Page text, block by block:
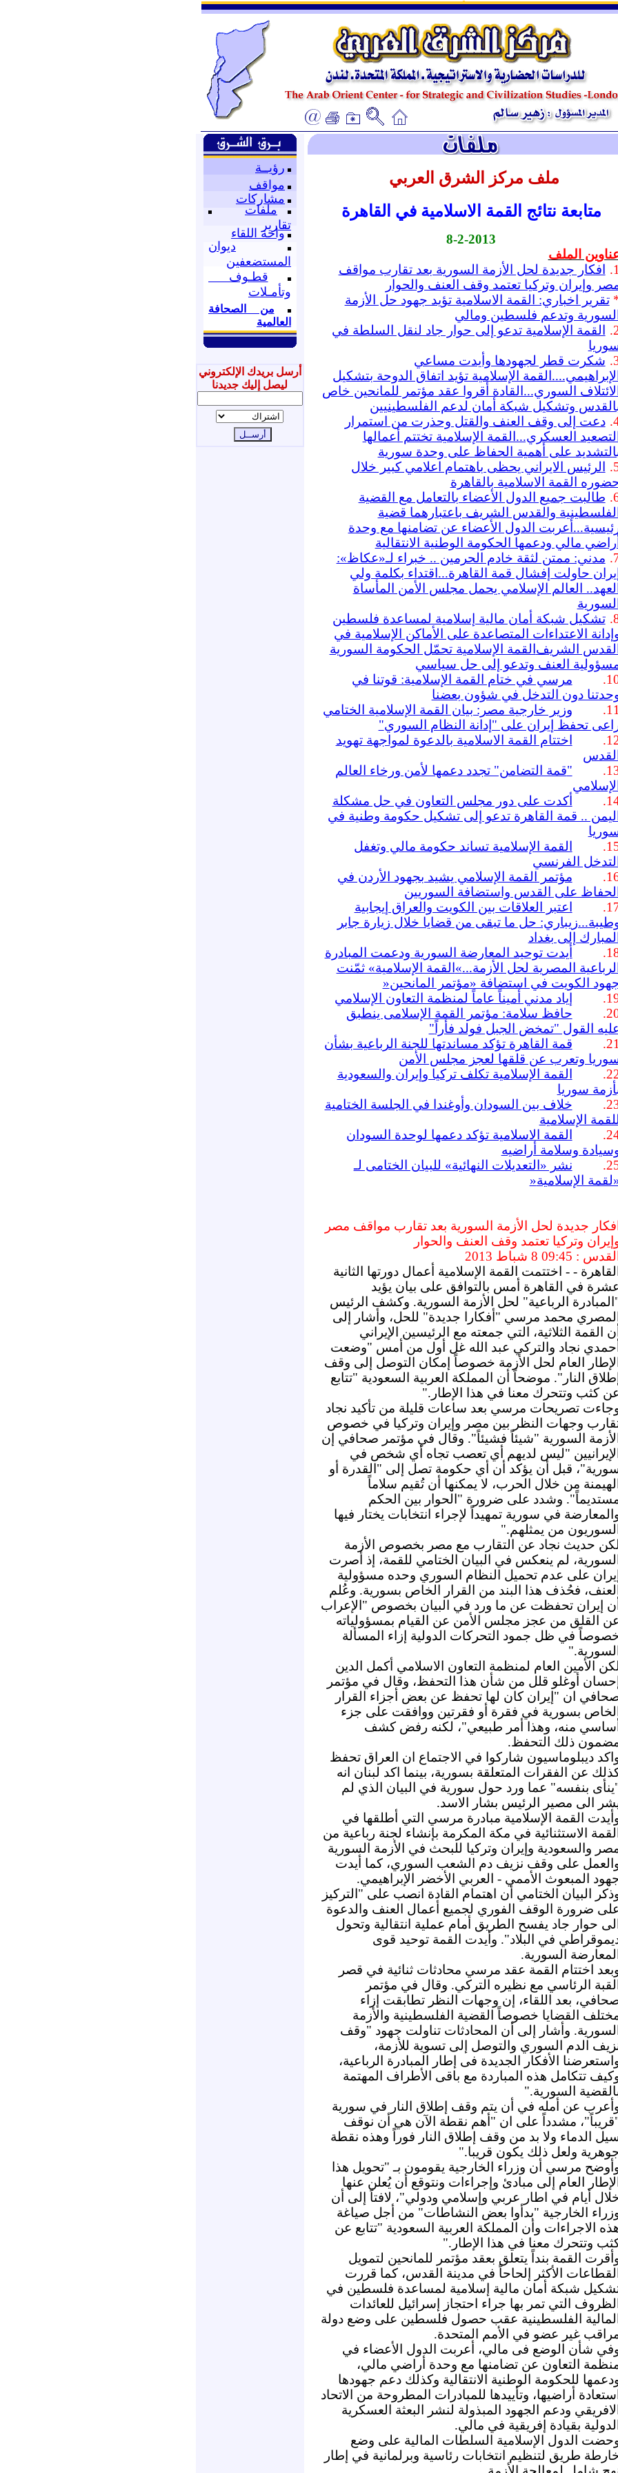
ـ
ـ
رؤيــة
مواقف
مشاركات
ملفات
تقارير
واحة اللقاء
ديوان
المستضعفين
قطـوف
وتأمـلات
من الصحافة
العالمية
أرسل بريدك الإلكتروني
ليصل إليك جديدنا
ملف مركز الشرق العربي
متابعة نتائج القمة الاسلامية في القاهرة
8-2-2013
الملف
1.
افكار جديدة لحل الأزمة السورية بعد تقارب مواقف
وإيران وتركيا تعتمد وقف العنف والحوار
تقرير اخباري: القمة الاسلامية تؤيد جهود حل الأزمة
السورية وتدعم فلسطين ومالي
القمة الإسلامية تدعو إلى حوار جاد لنقل السلطة في
شكرت قطر لجهودها وأيدت مساعي
الإبراهيمي....القمة الإسلامية تؤيد اتفاق الدوحة بتشكيل
الائتلاف السوري...القادة أقروا عقد مؤتمر للمانحين خاص
وتشكيل شبكة أمان لدعم الفلسطينيين
دعت إلى وقف العنف والقتل وحذرت من استمرار
التصعيد العسكري...القمة الإسلامية تختتم أعمالها
على أهمية الحفاظ على وحدة سورية
الرئيس الايراني يحظى باهتمام اعلامي كبير خلال
القمة الاسلامية بالقاهرة
طالبت جميع الدول الأعضاء بالتعامل مع القضية
الفلسطينية والقدس الشريف باعتبارهما قضية
الدول الأعضاء عن تضامنها مع وحدة
أراضي مالي ودعمها الحكومة الوطنية الانتقالية
مدني: ممتن لثقة خادم الحرمين .. خبراء لـ«عكاظ»:
إيران حاولت إفشال قمة القاهرة...اقتداء بكلمة ولي
العهد.. العالم الإسلامي يحمل مجلس الأمن المأساة
السورية
تشكيل شبكة أمان مالية إسلامية لمساعدة فلسطين
الاعتداءات المتصاعدة على الأماكن الإسلامية في
القدس الشريف القمة الإسلامية تحمّل الحكومة السورية
العنف وتدعو إلى حل سياسي
مرسي في ختام القمة الإسلامية: قوتنا في
دون التدخل في شؤون بعضنا
11.
وزير خارجية مصر: بيان القمة الإسلامية الختامي
تحفظ إيران على "إدانة النظام السوري"
اختتام القمة الاسلامية بالدعوة لمواجهة تهويد
القدس
"قمة التضامن" تجدد دعمها لأمن ورخاء العالم
الإسلامي
أكدت على دور مجلس التعاون في حل مشكلة
اليمن .. قمة القاهرة تدعو إلى تشكيل حكومة وطنية في
القمة الإسلامية تساند حكومة مالي وتغفل
التدخل الفرنسي
مؤتمر القمة الإسلامي يشيد بجهود الأردن في
الحفاظ على القدس واستضافة السوريين
اعتبر العلاقات بين الكويت والعراق إيجابية
حل ما تبقى من قضايا خلال زيارة جابر
المبارك إلى بغداد
أيدت توحيد المعارضة السورية ودعمت المبادرة
الرباعية المصرية لحل الأزمة...« القمة الإسلامية» ثمّنت
الكويت في استضافة «مؤتمر المانحين»
إياد مدني أميناً عاماً لمنظمة التعاون الإسلامي
حافظ سلامة: مؤتمر القمة الإسلامى ينطبق
القول "تمخض الجبل فولد فأراً "
21.
قمة القاهرة تؤكد مساندتها للجنة الرباعية بشأن
وتعرب عن قلقها لعجز مجلس الأمن
القمة الإسلامية تكلف تركيا وإيران والسعودية
سوريا
خلاف بين السودان وأوغندا في الجلسة الختامية
للقمة الإسلامية
القمة الاسلامية تؤكد دعمها لوحدة السودان
وسلامة أراضيه
نشر «التعديلات النهائية» للبيان الختامى لـ
الإسلامية»
افكار جديدة لحل الأزمة السورية بعد تقارب مواقف مصر
وتركيا تعتمد وقف العنف والحوار
القدس : 09:45 8 شباط 2013
القاهرة - - اختتمت القمة الإسلامية أعمال دورتها الثانية
في القاهرة أمس بالتوافق على بيان يؤيد
الرباعية" لحل الأزمة السورية. وكشف الرئيس
المصري محمد مرسي "أفكارا جديدة" للحل، وأشار إلى
أن القمة الثلاثية، التي جمعته مع الرئيسين الإيراني
أحمدي نجاد والتركي عبد الله غل أول من أمس "وضعت
الإطار العام لحل الأزمة خصوصاً إمكان التوصل إلى وقف
إطلاق النار". موضحاً أن المملكة العربية السعودية "تتابع
كثب وتتحرك معنا في هذا الإطار ".
تصريحات مرسي بعد ساعات قليلة من تأكيد نجاد
وجهات النظر بين مصر وإيران وتركيا في خصوص
الأزمة السورية "شيئاً فشيئاً". وقال في مؤتمر صحافي إن
الإيرانيين "ليس لديهم أي تعصب تجاه أي شخص في
قبل أن يؤكد أن أي حكومة تصل إلى "القدرة أو
الهيمنة من خلال الحرب، لا يمكنها أن تُقيم سلاماً
وشدد على ضرورة "الحوار بين الحكم
في سورية تمهيداً لإجراء انتخابات يختار فيها
السوريون من يمثلهم".
لكن حديث نجاد عن التقارب مع مصر بخصوص الأزمة
السورية، لم ينعكس في البيان الختامي للقمة، إذ أصرت
إيران على عدم تحميل النظام السوري وحده مسؤولية
العنف، فحُذف هذا البند من القرار الخاص بسورية. وعُلم
أن إيران تحفظت عن ما ورد في البيان بخصوص "الإعراب
القلق من عجز مجلس الأمن عن القيام بمسؤولياته
في ظل جمود التحركات الدولية إزاء المسألة
السورية".
لكن الأمين العام لمنظمة التعاون الاسلامي أكمل الدين
إحسان أوغلو قلل من شأن هذا التحفظ، وقال في مؤتمر
ان "إيران كان لها تحفظ عن بعض أجزاء القرار
الخاص بسورية في فقرة أو فقرتين ووافقت على جزء
أساسي منه، وهذا أمر طبيعي"، لكنه رفض كشف
ذلك التحفظ.
ديبلوماسيون شاركوا في الاجتماع ان العراق تحفظ
عن الفقرات المتعلقة بسورية، بينما اكد لبنان انه
بنفسه" عما ورد حول سورية في البيان الذي لم
الى مصير الرئيس بشار الاسد.
القمة الإسلامية مبادرة مرسي التي أطلقها في
القمة الاستثنائية في مكة المكرمة بإنشاء لجنة رباعية من
والسعودية وإيران وتركيا للبحث في الأزمة السورية
على وقف نزيف دم الشعب السوري، كما أيدت
المبعوث الأممي - العربي الأخضر الإبراهيمي.
البيان الختامي أن اهتمام القادة انصب على "التركيز
ضرورة الوقف الفوري لجميع أعمال العنف والدعوة
الى حوار جاد يفسح الطريق أمام عملية انتقالية وتحول
في البلاد". وأيدت القمة توحيد قوى
المعارضة السورية.
اختتام القمة عقد مرسي محادثات ثنائية في قصر
القبة الرئاسي مع نظيره التركي. وقال في مؤتمر
بعد اللقاء، إن وجهات النظر تطابقت إزاء
القضايا خصوصاً القضية الفلسطينية والأزمة
السورية. وأشار إلى أن المحادثات تناولت جهود "وقف
الدم السوري والتوصل إلى تسوية للأزمة،
الأفكار الجديدة فى إطار المبادرة الرباعية،
تتكامل هذه المباردة مع باقى الأطراف المهتمة
السورية".
عن أمله في أن يتم وقف إطلاق النار في سورية
مشدداً على ان "أهم نقطة الآن هي أن نوقف
الدماء ولا بد من وقف إطلاق النار فوراً وهذه نقطة
ولعل ذلك يكون قريبا".
مرسي أن وزراء الخارجية يقومون بـ "تحويل هذا
الإطار العام إلى مبادئ وإجراءات ونتوقع أن يُعلن عنها
أيام في اطار عربي وإسلامي ودولي"، لافتاً إلى أن
الخارجية "بدأوا بعض النشاطات" من أجل صياغة
الاجراءات وأن المملكة العربية السعودية "تتابع عن
وتتحرك معنا في هذا الإطار ".
القمة بنداً يتعلق بعقد مؤتمر للمانحين لتمويل
القطاعات الأكثر إلحاحاً في مدينة القدس، كما قررت
شبكة أمان مالية إسلامية لمساعدة فلسطين في
الظروف التي تمر بها جراء احتجاز إسرائيل للعائدات
المالية الفلسطينية عقب حصول فلسطين على وضع دولة
غير عضو في الأمم المتحدة.
شأن الوضع فى مالي، أعربت الدول الأعضاء في
التعاون عن تضامنها مع وحدة أراضي مالي،
للحكومة الوطنية الانتقالية وكذلك دعم جهودها
استعادة أراضيها، وتأييدها للمبادرات المطروحة من الاتحاد
الافريقي ودعم الجهود المبذولة لنشر البعثة العسكرية
الدولية بقيادة إفريقية في مالي.
الدول الإسلامية السلطات المالية على وضع
طريق لتنظيم انتخابات رئاسية وبرلمانية في إطار